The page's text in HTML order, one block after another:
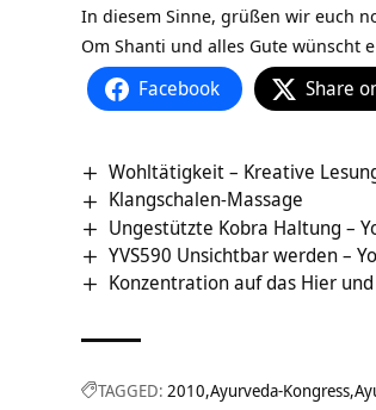
In diesem Sinne, grüßen wir euch
Om Shanti und alles Gute wünscht
Facebook Share
Wohltätigkeit – Kreative
Klangschalen-Massage
Ungestützte Kobra Haltung –
YVS590 Unsichtbar werden –
Konzentration auf das Hier
TAGGED: 2010 Ayurveda-Kongress